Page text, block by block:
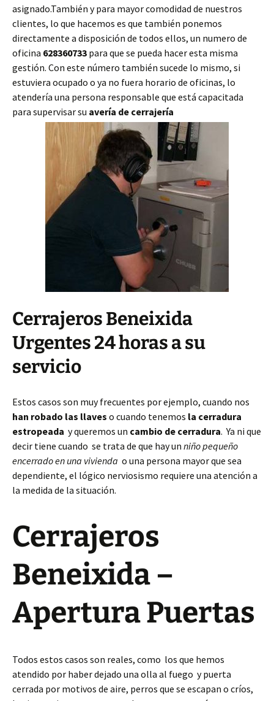
asignado.También y para mayor comodidad de nuestros
clientes, lo que hacemos es que también ponemos
directamente a disposición de todos ellos, un numero de
oficina 628360733 para que se pueda hacer esta misma
gestión. Con este número también sucede lo mismo, si
estuviera ocupado o ya no fuera horario de oficinas, lo
atendería una persona responsable que está capacitada
para supervisar su avería de cerrajería
Cerrajeros Beneixida
Urgentes 24 horas a su
servicio
Estos casos son muy frecuentes por ejemplo, cuando nos
han robado las llaves o cuando tenemos la cerradura
estropeada y queremos un cambio de cerradura. Ya ni que
decir tiene cuando se trata de que hay un niño pequeño
encerrado en una vivienda o una persona mayor que sea
dependiente, el lógico nerviosismo requiere una atención a
la medida de la situación.
Cerrajeros
Beneixida –
Apertura Puertas
Todos estos casos son reales, como los que hemos
atendido por haber dejado una olla al fuego y puerta
cerrada por motivos de aire, perros que se escapan o críos,